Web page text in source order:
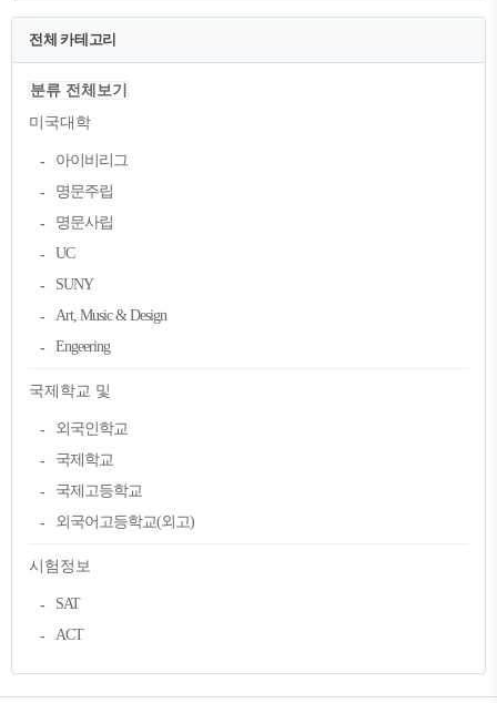
전체 카테고리
분류 전체보기
미국대학
아이비리그
명문주립
명문사립
UC
SUNY
Art, Music & Design
Engeering
국제학교 및
외국인학교
국제학교
국제고등학교
외국어고등학교(외고)
시험정보
SAT
ACT